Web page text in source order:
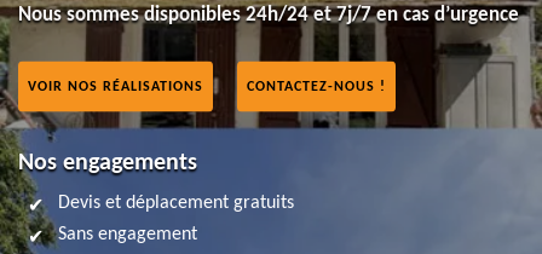
Nous sommes disponibles 24h/24 et 7j/7 en cas d’urgence
VOIR NOS RÉALISATIONS CONTACTEZ-NOUS !
Nos engagements
Devis et déplacement gratuits
Sans engagement